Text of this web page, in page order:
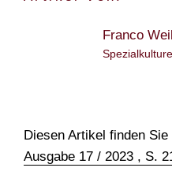
Franco
Diesen Artikel finden Sie
Ausgabe 17 / 2023 , S.